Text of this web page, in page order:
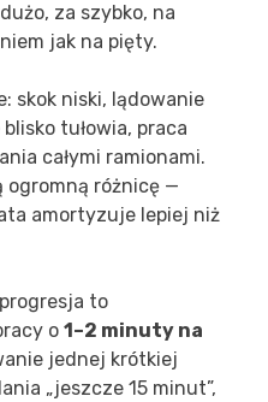
za szybko, na
jak na pięty.
skok niski, lądowanie
tułowia, praca
całymi ramionami.
ogromną różnicę —
amortyzuje lepiej niż
to
o 1–2 minuty na
jednej krótkiej
„jeszcze 15 minut”,